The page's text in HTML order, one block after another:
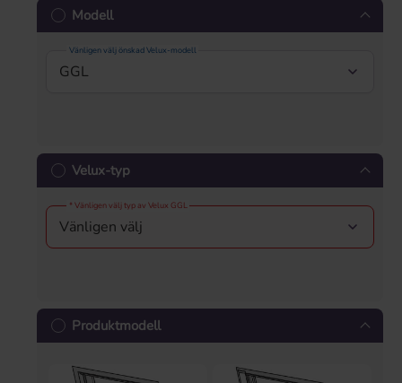
Modell
Vänligen välj önskad Velux-modell
Velux-typ
* Vänligen välj typ av Velux GGL
Produktmodell